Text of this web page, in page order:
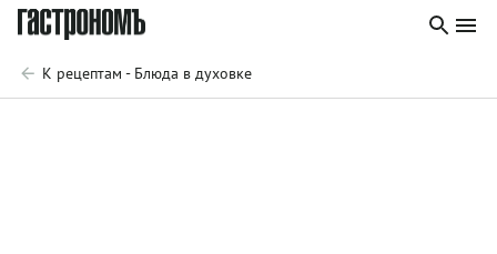
К рецептам - Блюда в духовке